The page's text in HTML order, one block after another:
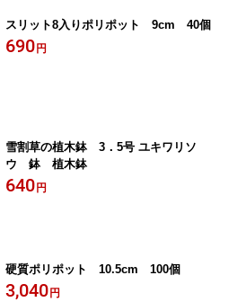
スリット8入りポリポット 9cm 40個
690 円
雪割草の植木鉢 3．5号 ユキワリソ
ウ 鉢 植木鉢
640 円
硬質ポリポット 10.5cm 100個
3,040 円